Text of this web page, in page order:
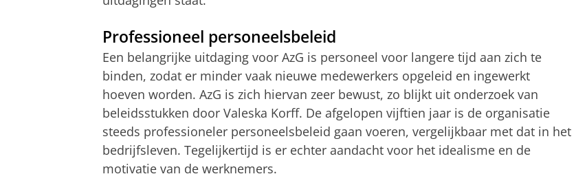
Professioneel personeelsbeleid
Een belangrijke uitdaging voor AzG is personeel voor langere tijd aan zich te
binden, zodat er minder vaak nieuwe medewerkers opgeleid en ingewerkt
hoeven worden. AzG is zich hiervan zeer bewust, zo blijkt uit onderzoek van
beleidsstukken door Valeska Korff. De afgelopen vijftien jaar is de organisatie
steeds professioneler personeelsbeleid gaan voeren, vergelijkbaar met dat in het
bedrijfsleven. Tegelijkertijd is er echter aandacht voor het idealisme en de
motivatie van de werknemers.